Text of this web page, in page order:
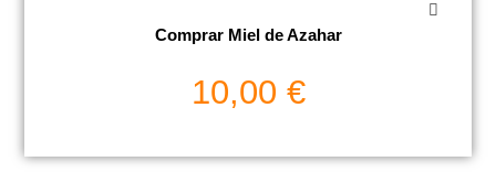
Comprar Miel de Azahar
10,00 €